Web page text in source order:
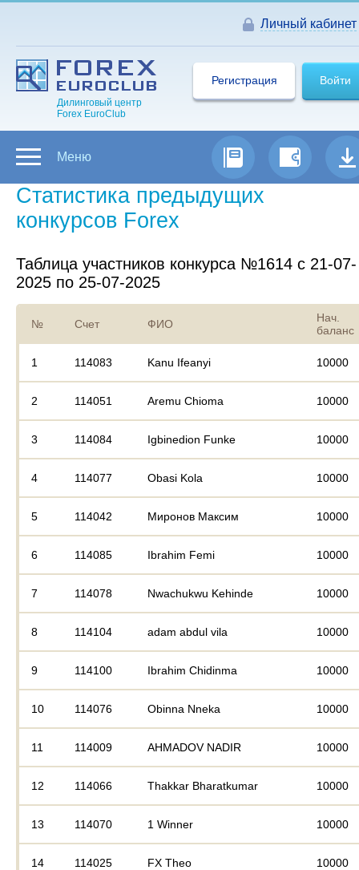
Личный кабинет
Дилинговый центр
Forex EuroClub
Войти
Регистрация
Меню
Статистика предыдущих
конкурсов Forex
Таблица участников конкурса №1614 с 21-07-
2025 по 25-07-2025
№ Счет ФИО
Нач.
баланс
1 114083 Kanu Ifeanyi 10000
2 114051 Aremu Chioma 10000
3 114084 Igbinedion Funke 10000
4 114077 Obasi Kola 10000
5 114042 Миронов Максим 10000
6 114085 Ibrahim Femi 10000
7 114078 Nwachukwu Kehinde 10000
8 114104 adam abdul vila 10000
9 114100 Ibrahim Chidinma 10000
10 114076 Obinna Nneka 10000
11 114009 AHMADOV NADIR 10000
12 114066 Thakkar Bharatkumar 10000
13 114070 1 Winner 10000
14 114025 FX Theo 10000